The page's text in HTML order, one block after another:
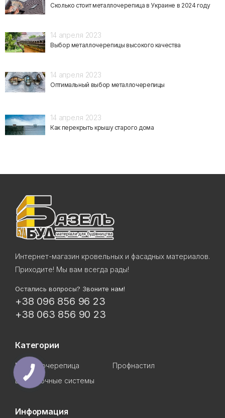
Сколько стоит металлочерепица в Украине в 2024 году
14 апреля 2023
Выбор металлочерепицы высокого качества
14 апреля 2023
Оптимальный выбор металлочерепицы
14 апреля 2023
Как перекрыть крышу старого дома
Интернет-магазин кровельных и фасадных материалов.
Приходите! Мы вам всегда рады!
Остались вопросы? Звоните нам!
+38 096 856 96 23
+38 063 856 90 23
Категории
Металлочерепица
Профнастил
Водосточные системы
Информация